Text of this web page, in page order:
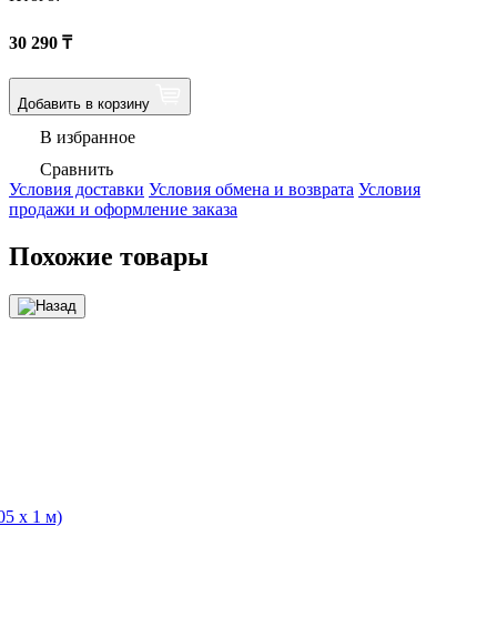
30 290 ₸
Добавить в корзину
В избранное
Сравнить
Условия доставки Условия обмена и возврата Условия
продажи и оформление заказа
Похожие товары
х 1 м)